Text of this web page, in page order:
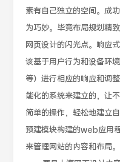
素有自己独立的空间。成
为巧妙。毕竟布局规划精
网页设计的闪光点。响应
该基于用户行为和设备环
等）进行相应的响应和调
能化的系统来建立的，让
简单的操作，轻松地建立
预建模块构建的web应用
来管理网站的内容和布局。